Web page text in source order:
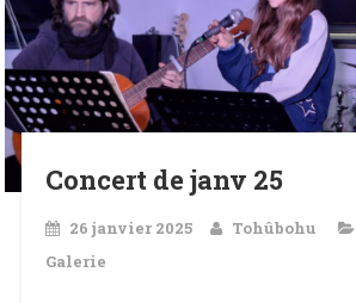
Concert de janv 25
26 janvier 2025 Tohûbohu
Galerie